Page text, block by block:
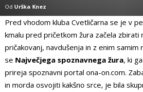
Od Urška Knez
Pred vhodom kluba Cvetličarna se je v
kmalu pred pričetkom žura začela zbirati
pričakovanj, navdušenja in z enim samim
se Največjega spoznavnega žura, ki
prireja spoznavni portal ona-on.com.
in morda osvojiti kakšno srce, je bila